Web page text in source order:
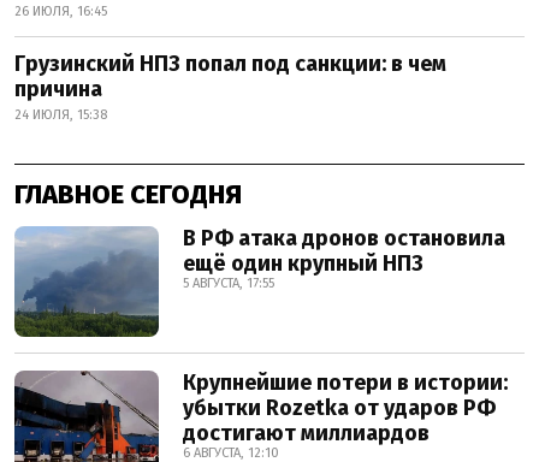
26 ИЮЛЯ, 16:45
Грузинский НПЗ попал под санкции: в чем
причина
24 ИЮЛЯ, 15:38
ГЛАВНОЕ СЕГОДНЯ
В РФ атака дронов остановила
ещё один крупный НПЗ
5 АВГУСТА, 17:55
Крупнейшие потери в истории:
убытки Rozetka от ударов РФ
достигают миллиардов
6 АВГУСТА, 12:10